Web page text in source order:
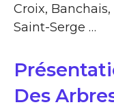
Croix, Banchais,
Saint-Serge …
Des